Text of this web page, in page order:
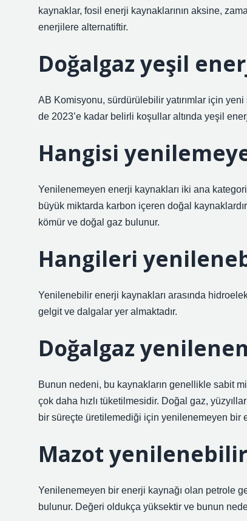
kaynaklar, fosil enerji kaynaklarının aksine,
enerjilere alternatiftir.
Doğalgaz yeşil
AB Komisyonu, sürdürülebilir yatırımlar için
de 2023’e kadar belirli koşullar altında yeşil
Hangisi
Yenilenemeyen enerji kaynakları iki ana
büyük miktarda karbon içeren doğal
kömür ve doğal gaz bulunur.
Hangileri
Yenilenebilir enerji kaynakları arasında
gelgit ve dalgalar yer almaktadır.
Doğalgaz
Bunun nedeni, bu kaynakların genellikle sabit
çok daha hızlı tüketilmesidir. Doğal gaz,
bir süreçte üretilemediği için yenilenemeyen bir
Mazot
Yenilenemeyen bir enerji kaynağı olan petrole
bulunur. Değeri oldukça yüksektir ve bunun